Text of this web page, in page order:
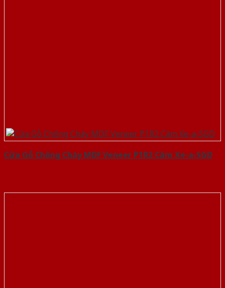
Cửa Gỗ Chống Cháy MDF Veneer P1R2 Căm Xe-a-SGD